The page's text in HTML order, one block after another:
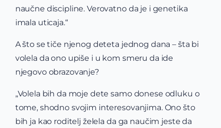
naučne discipline. Verovatno da je i genetika
imala uticaja.“
A što se tiče njenog deteta jednog dana – šta bi
volela da ono upiše i u kom smeru da ide
njegovo obrazovanje?
„Volela bih da moje dete samo donese odluku o
tome, shodno svojim interesovanjima. Ono što
bih ja kao roditelj želela da ga naučim jeste da